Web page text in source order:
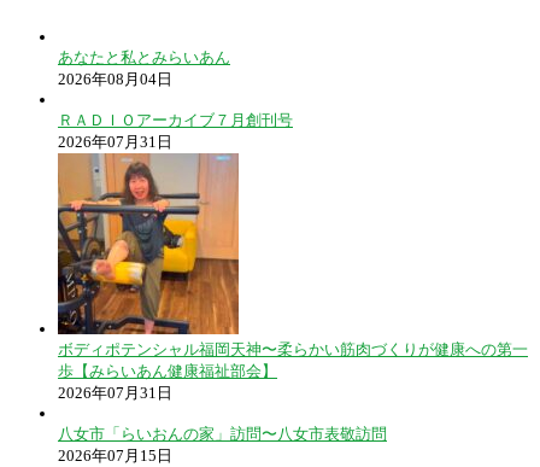
あなたと私とみらいあん
2026年08月04日
ＲＡＤＩＯアーカイブ７月創刊号
2026年07月31日
ボディポテンシャル福岡天神〜柔らかい筋肉づくりが健康への第一
歩【みらいあん健康福祉部会】
2026年07月31日
八女市「らいおんの家」訪問〜八女市表敬訪問
2026年07月15日